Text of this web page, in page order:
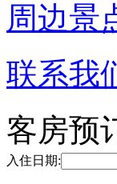
周边景
联系我
客房预
入住日期: